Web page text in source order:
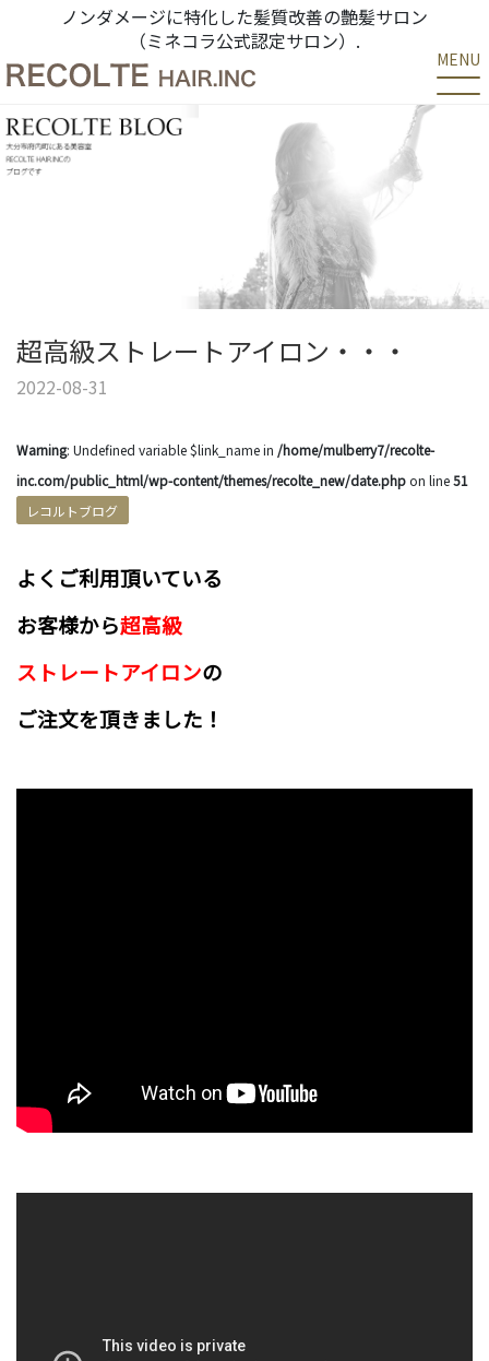
ノンダメージに特化した髪質改善の艶髪サロン
（ミネコラ公式認定サロン）.
MENU
超高級ストレートアイロン・・・
2022-08-31
Warning: Undefined variable $link_name in /home/mulberry7/recolte-
inc.com/public_html/wp-content/themes/recolte_new/date.phpon line51
レコルトブログ
よくご利用頂いている
お客様から超高級
ストレートアイロンの
ご注文を頂きました！